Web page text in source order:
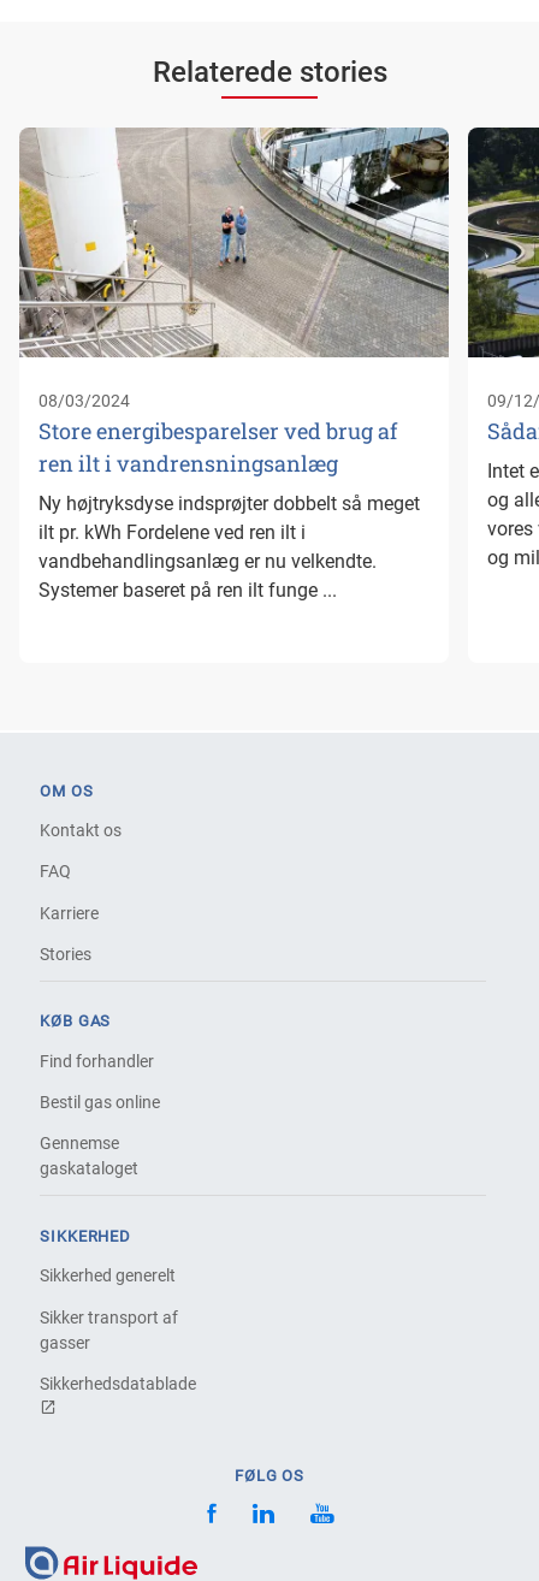
Relaterede stories
08/03/2024
Store energibesparelser ved brug af
ren ilt i vandrensningsanlæg
Ny højtryksdyse indsprøjter dobbelt så meget
ilt pr. kWh Fordelene ved ren ilt i
vandbehandlingsanlæg er nu velkendte.
Systemer baseret på ren ilt funge ...
09/
Intet
og
og
OM OS
Kontakt os
FAQ
Karriere
Stories
KØB GAS
Find forhandler
Bestil gas online
Gennemse
gaskataloget
SIKKERHED
Sikkerhed generelt
Sikker transport af
gasser
Sikkerhedsdatablade
FØLG OS